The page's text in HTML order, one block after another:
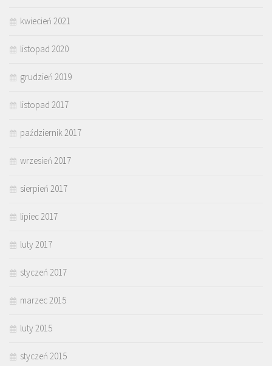
kwiecień 2021
listopad 2020
grudzień 2019
listopad 2017
październik 2017
wrzesień 2017
sierpień 2017
lipiec 2017
luty 2017
styczeń 2017
marzec 2015
luty 2015
styczeń 2015